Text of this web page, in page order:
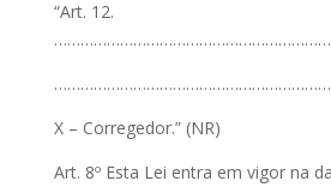
“Art. 12.
X – Corregedor.” (NR)
Art. 8º Esta Lei entra em vigor na